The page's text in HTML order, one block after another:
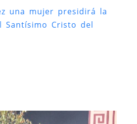
una mujer presidirá la
Santísimo Cristo del